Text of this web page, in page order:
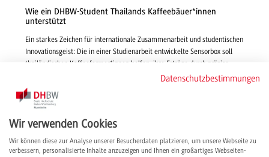
Wie ein DHBW-Student Thailands Kaffeebäuer*innen
unterstützt
Ein starkes Zeichen für internationale Zusammenarbeit und studentischen
Innovationsgeist: Die in einer Studienarbeit entwickelte Sensorbox soll
thailändischen Kaffeefarmer*innen helfen, ihre Erträge durch präzise
weiterlesen
Datenschutzbestimmungen
Wir verwenden Cookies
Wir können diese zur Analyse unserer Besucherdaten platzieren, um unsere Webseite zu
verbessern, personalisierte Inhalte anzuzeigen und Ihnen ein großartiges Webseiten-